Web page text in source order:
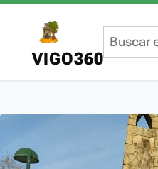
VIGO360